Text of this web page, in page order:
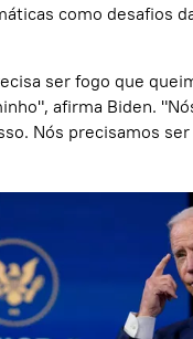
como desafios
ser fogo que
afirma Biden.
Nós precisamos